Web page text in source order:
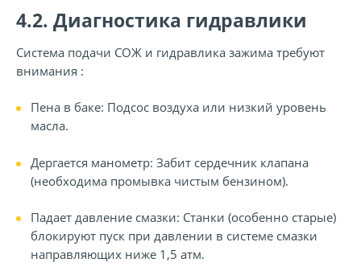
4.2. Диагностика гидравлики
Система подачи СОЖ и гидравлика зажима требуют
внимания :
Пена в баке: Подсос воздуха или низкий уровень
масла.
Дергается манометр: Забит сердечник клапана
(необходима промывка чистым бензином).
Падает давление смазки: Станки (особенно старые)
блокируют пуск при давлении в системе смазки
направляющих ниже 1,5 атм.